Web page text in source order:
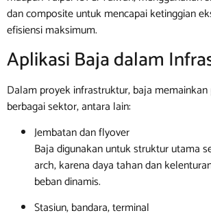
dan composite untuk mencapai ketinggian
efisiensi maksimum.
Aplikasi Baja dalam
Dalam proyek infrastruktur, baja
berbagai sektor, antara lain:
Jembatan dan flyover
Baja digunakan untuk struktur utama
arch, karena daya tahan dan
beban dinamis.
Stasiun, bandara, terminal